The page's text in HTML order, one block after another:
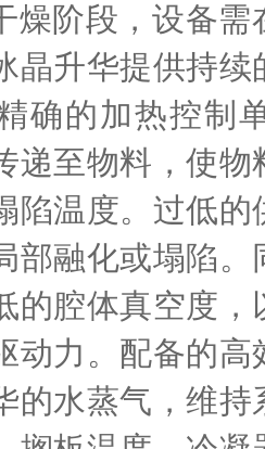
阶段，设备需
晶升华提供持
确的加热控制
递至物料，使
陷温度。过低
部融化或塌陷
的腔体真空度
动力。配备的
的水蒸气，维